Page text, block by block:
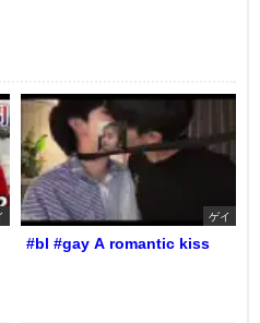
ゲイ
#bl #gay A romantic kiss